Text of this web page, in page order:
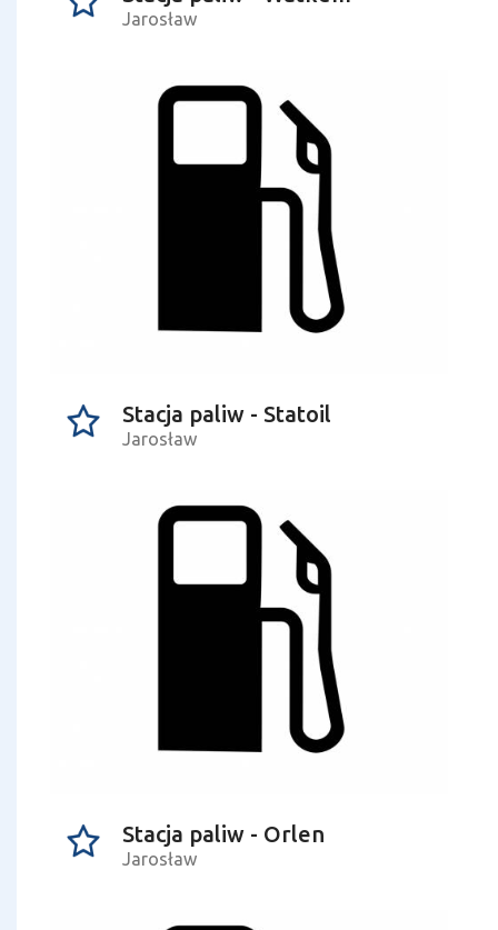
Jarosław
Stacja paliw - Statoil
Jarosław
Stacja paliw - Orlen
Jarosław